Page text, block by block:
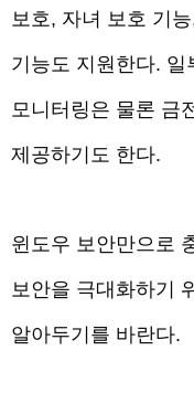
보호, 자녀 보호 기
기능도 지원한다.
모니터링은 물론 금
제공하기도 한다.
윈도우 보안만으로
보안을 극대화하기
알아두기를 바란다.